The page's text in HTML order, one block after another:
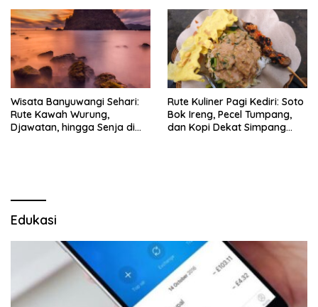
Wisata Banyuwangi Sehari:
Rute Kawah Wurung,
Djawatan, hingga Senja di
Rute Kuliner Pagi Kediri: Soto
Bok Ireng, Pecel Tumpang,
dan Kopi Dekat Simpang
Edukasi